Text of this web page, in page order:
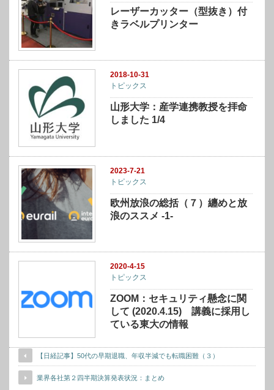
レーザーカッター（型抜き）付
きラベルプリンター
2018-10-31
トピックス
山形大学：産学連携教授を拝命
しました 1/4
2023-7-21
トピックス
欧州放浪の総括（７）纏めと放
浪のススメ -1-
2020-4-15
トピックス
ZOOM：セキュリティ懸念に関
して (2020.4.15) 講義に採用し
ている東大の情報
【日経記事】50代の早期退職、年収半減でも転職困難（３）
業界各社第２四半期決算発表状況：まとめ